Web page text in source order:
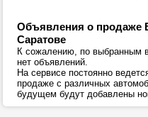
Объявления о продаже
Саратове
К сожалению, по выбранным
нет объявлений.
На сервисе постоянно
продаже с различных
будущем будут добавлены